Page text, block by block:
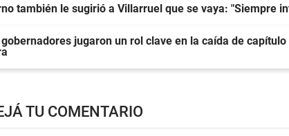
también le sugirió a Villarruel que se vaya: "Siempre
jugaron un rol clave en la caída de
TU COMENTARIO